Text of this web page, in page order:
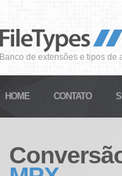
Banco de extensões e tipos de
HOME CONTATO